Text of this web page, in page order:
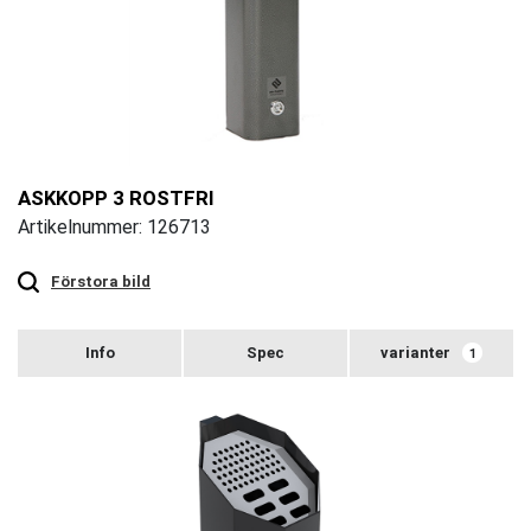
ASKKOPP 3 ROSTFRI
Artikelnummer: 126713
Förstora bild
zoom
varianter 1